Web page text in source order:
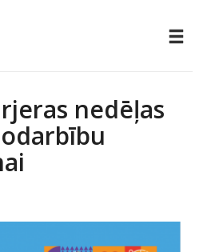
nedēļas